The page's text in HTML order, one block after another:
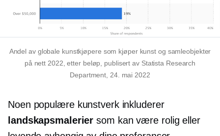
Andel av globale kunstkjøpere som kjøper kunst og samleobjekter
på nett 2022, etter beløp, publisert av Statista Research
Department, 24. mai 2022
Noen populære kunstverk inkluderer
landskapsmalerier som kan være rolig eller